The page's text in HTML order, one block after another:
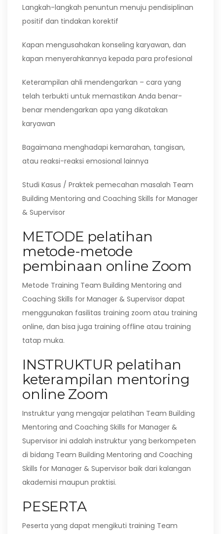
Langkah-langkah penuntun menuju pendisiplinan
positif dan tindakan korektif
Kapan mengusahakan konseling karyawan, dan
kapan menyerahkannya kepada para profesional
Keterampilan ahli mendengarkan – cara yang
telah terbukti untuk memastikan Anda benar-
benar mendengarkan apa yang dikatakan
karyawan
Bagaimana menghadapi kemarahan, tangisan,
atau reaksi-reaksi emosional lainnya
Studi Kasus / Praktek pemecahan masalah Team
Building Mentoring and Coaching Skills for Manager
& Supervisor
METODE pelatihan
metode-metode
pembinaan online Zoom
Metode Training Team Building Mentoring and
Coaching Skills for Manager & Supervisor dapat
menggunakan fasilitas training zoom atau training
online, dan bisa juga training offline atau training
tatap muka.
INSTRUKTUR pelatihan
keterampilan mentoring
online Zoom
Instruktur yang mengajar pelatihan Team Building
Mentoring and Coaching Skills for Manager &
Supervisor ini adalah instruktur yang berkompeten
di bidang Team Building Mentoring and Coaching
Skills for Manager & Supervisor baik dari kalangan
akademisi maupun praktisi.
PESERTA
Peserta yang dapat mengikuti training Team